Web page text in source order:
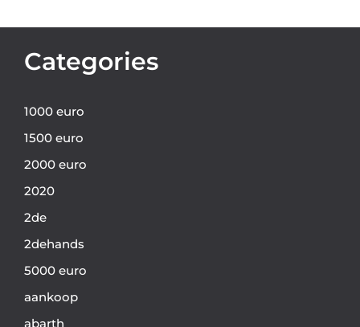
Categories
1000 euro
1500 euro
2000 euro
2020
2de
2dehands
5000 euro
aankoop
abarth